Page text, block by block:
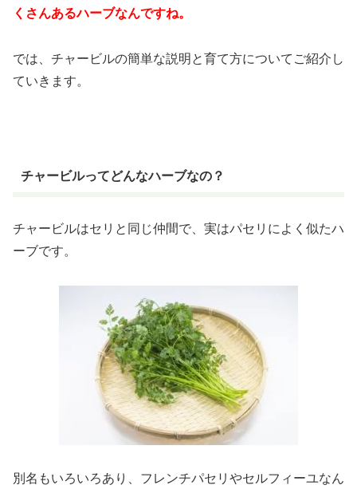
くさんあるハーブなんですね。
では、チャービルの簡単な説明と育て方についてご紹介し
ていきます。
チャービルってどんなハーブなの？
チャービルはセリと同じ仲間で、実はパセリによく似たハ
ーブです。
別名もいろいろあり、フレンチパセリやセルフィーユなん